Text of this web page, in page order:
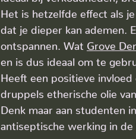
Het is hetzelfde effect als
dat je dieper kan ademen.
ontspannen. Wat Grove
en is dus ideaal om te
Heeft een positieve
druppels etherische olie
Denk maar aan studenten
antiseptische werking in de